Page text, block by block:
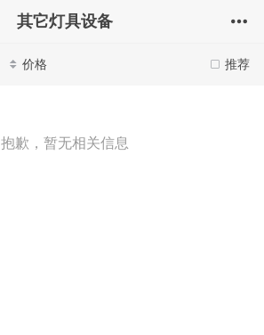
其它灯具设备
推荐
价格
抱歉，暂无相关信息